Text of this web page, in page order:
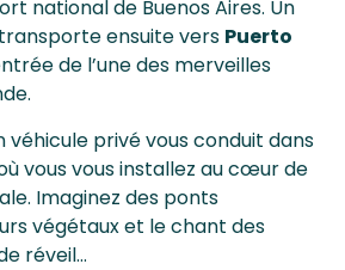
national de Buenos Aires. Un
ensuite vers Puerto
de l’une des merveilles
véhicule privé vous conduit dans
vous vous installez au cœur de
Imaginez des ponts
végétaux et le chant des
réveil…